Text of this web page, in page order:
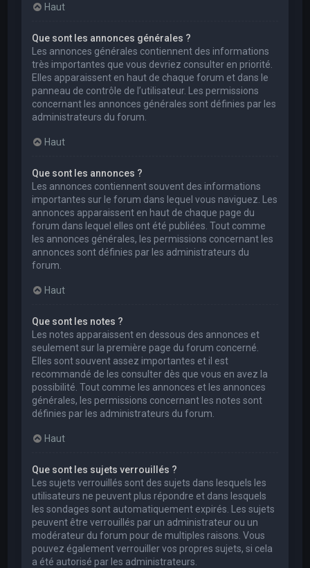
Haut
Que sont les annonces générales ?
Les annonces générales contiennent des informations
très importantes que vous devriez consulter en priorité.
Elles apparaissent en haut de chaque forum et dans le
panneau de contrôle de l’utilisateur. Les permissions
concernant les annonces générales sont définies par les
administrateurs du forum.
Haut
Que sont les annonces ?
Les annonces contiennent souvent des informations
importantes sur le forum dans lequel vous naviguez. Les
annonces apparaissent en haut de chaque page du
forum dans lequel elles ont été publiées. Tout comme
les annonces générales, les permissions concernant les
annonces sont définies par les administrateurs du
forum.
Haut
Que sont les notes ?
Les notes apparaissent en dessous des annonces et
seulement sur la première page du forum concerné.
Elles sont souvent assez importantes et il est
recommandé de les consulter dès que vous en avez la
possibilité. Tout comme les annonces et les annonces
générales, les permissions concernant les notes sont
définies par les administrateurs du forum.
Haut
Que sont les sujets verrouillés ?
Les sujets verrouillés sont des sujets dans lesquels les
utilisateurs ne peuvent plus répondre et dans lesquels
les sondages sont automatiquement expirés. Les sujets
peuvent être verrouillés par un administrateur ou un
modérateur du forum pour de multiples raisons. Vous
pouvez également verrouiller vos propres sujets, si cela
a été autorisé par les administrateurs.